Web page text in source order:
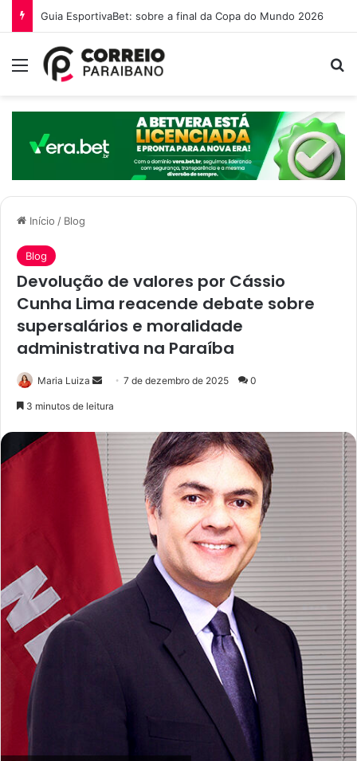
O que é a Ebinex e por que traders brasileiros estão migrando para ela em 2026
Menu
Início / Blog
Blog
Devolução de valores por Cássio
Cunha Lima reacende debate sobre
supersalários e moralidade
administrativa na Paraíba
Maria Luiza
Mande
mail
7 de dezembro de 2025 0
3 minutos de leitura